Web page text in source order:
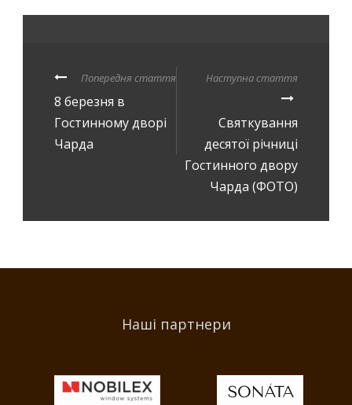
Попередня стаття
8 березня в
Гостинному дворі
Чарда
Наступна стаття
Святкування
десятої річниці
Гостинного двору
Чарда (ФОТО)
Наші партнери